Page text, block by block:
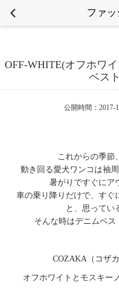
ファ
OFF-WHITE(オフホワ
ベス
公開時間：2017-
これからの季節
動き回る愛犬ワンコは袖
暑がりですぐにア
車の乗り降りだけで、す
と、思ってい
そんな時はデニムベス
COZAKA（コザ
オフホワイトとモスキー